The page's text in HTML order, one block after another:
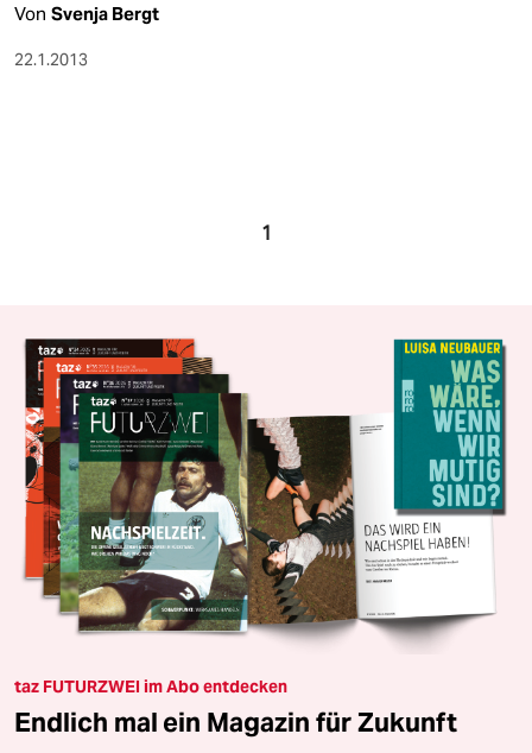
Von Svenja Bergt
22.1.2013
1
taz FUTURZWEI im Abo entdecken
Endlich mal ein Magazin für Zukunft